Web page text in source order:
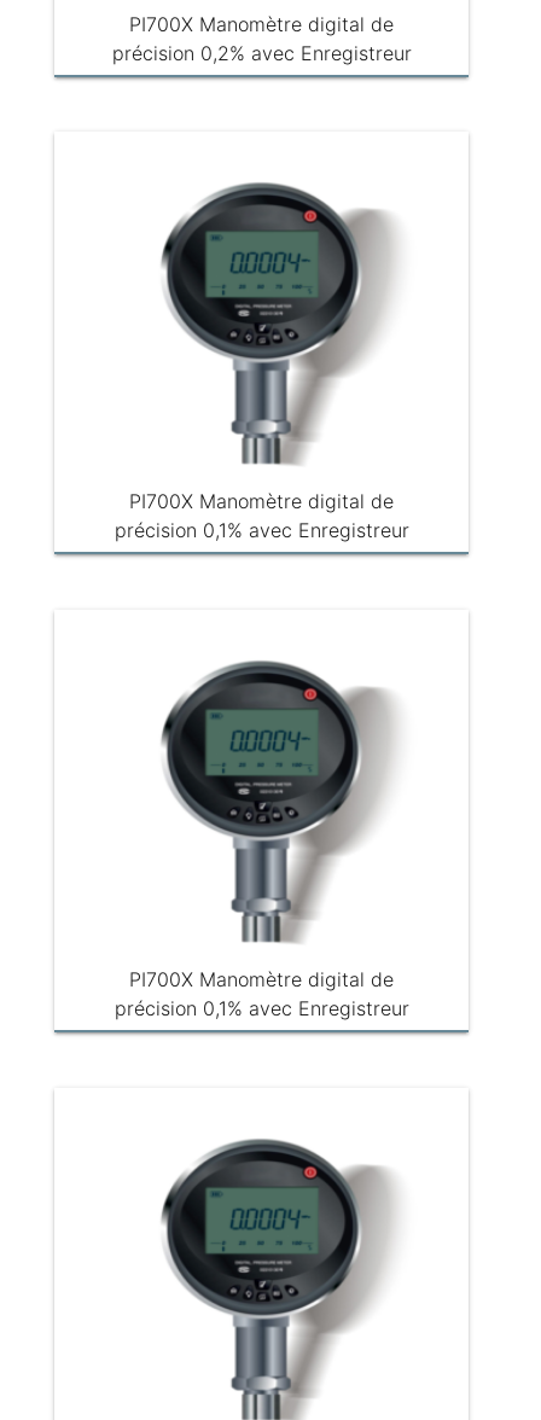
PI700X Manomètre digital de
précision 0,2% avec Enregistreur
PI700X Manomètre digital de
précision 0,1% avec Enregistreur
PI700X Manomètre digital de
précision 0,1% avec Enregistreur